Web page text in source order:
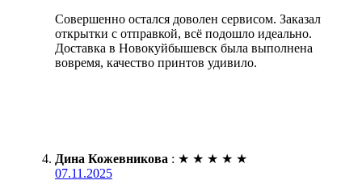
Совершенно остался доволен сервисом. Заказал
открытки с отправкой, всё подошло идеально.
Доставка в Новокуйбышевск была выполнена
вовремя, качество принтов удивило.
Дина Кожевникова : ★ ★ ★ ★ ★
07.11.2025